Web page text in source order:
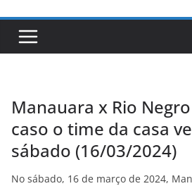
Manauara x Rio
caso o time da casa
sábado (16/03/2024)
No sábado, 16 de março de 2024,